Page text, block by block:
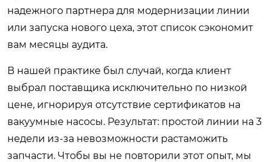
надежного партнера для модернизации линии
или запуска нового цеха, этот список сэкономит
вам месяцы аудита.
В нашей практике был случай, когда клиент
выбрал поставщика исключительно по низкой
цене, игнорируя отсутствие сертификатов на
вакуумные насосы. Результат: простой линии на 3
недели из-за невозможности растаможить
запчасти. Чтобы вы не повторили этот опыт, мы